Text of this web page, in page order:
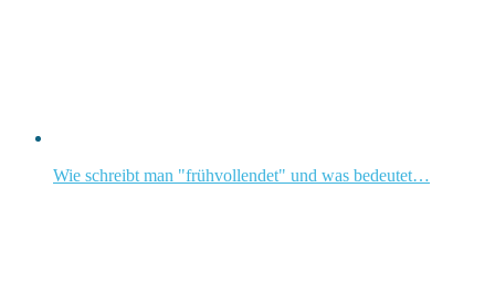
Wie schreibt man "frühvollendet" und was bedeutet…